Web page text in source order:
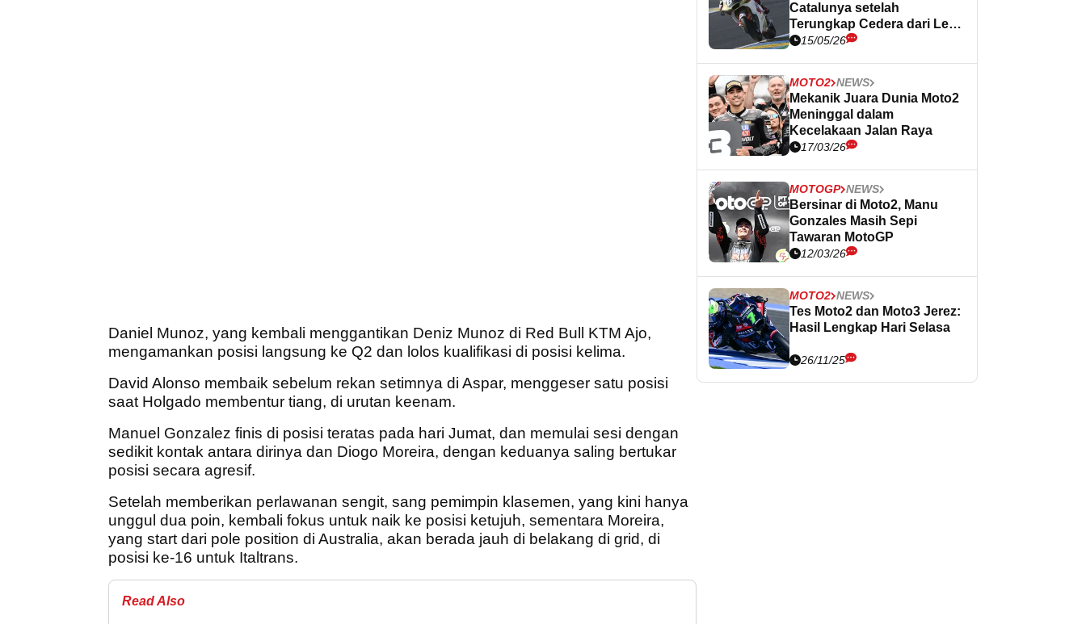
Daniel Munoz, yang kembali menggantikan Deniz Munoz di Red Bull KTM Ajo,
mengamankan posisi langsung ke Q2 dan lolos kualifikasi di posisi kelima.
David Alonso membaik sebelum rekan setimnya di Aspar, menggeser satu posisi
saat Holgado membentur tiang, di urutan keenam.
Manuel Gonzalez finis di posisi teratas pada hari Jumat, dan memulai sesi dengan
sedikit kontak antara dirinya dan Diogo Moreira, dengan keduanya saling bertukar
posisi secara agresif.
Setelah memberikan perlawanan sengit, sang pemimpin klasemen, yang kini hanya
unggul dua poin, kembali fokus untuk naik ke posisi ketujuh, sementara Moreira,
yang start dari pole position di Australia, akan berada jauh di belakang di grid, di
posisi ke-16 untuk Italtrans.
Read Also
Catalunya setelah
Terungkap Cedera dari Le
Mans
15/05/26
MOTO2 NEWS
Mekanik Juara Dunia Moto2
Meninggal dalam
Kecelakaan Jalan Raya
17/03/26
MOTOGP NEWS
Bersinar di Moto2, Manu
Gonzales Masih Sepi
Tawaran MotoGP
12/03/26
MOTO2 NEWS
Tes Moto2 dan Moto3 Jerez:
Hasil Lengkap Hari Selasa
26/11/25